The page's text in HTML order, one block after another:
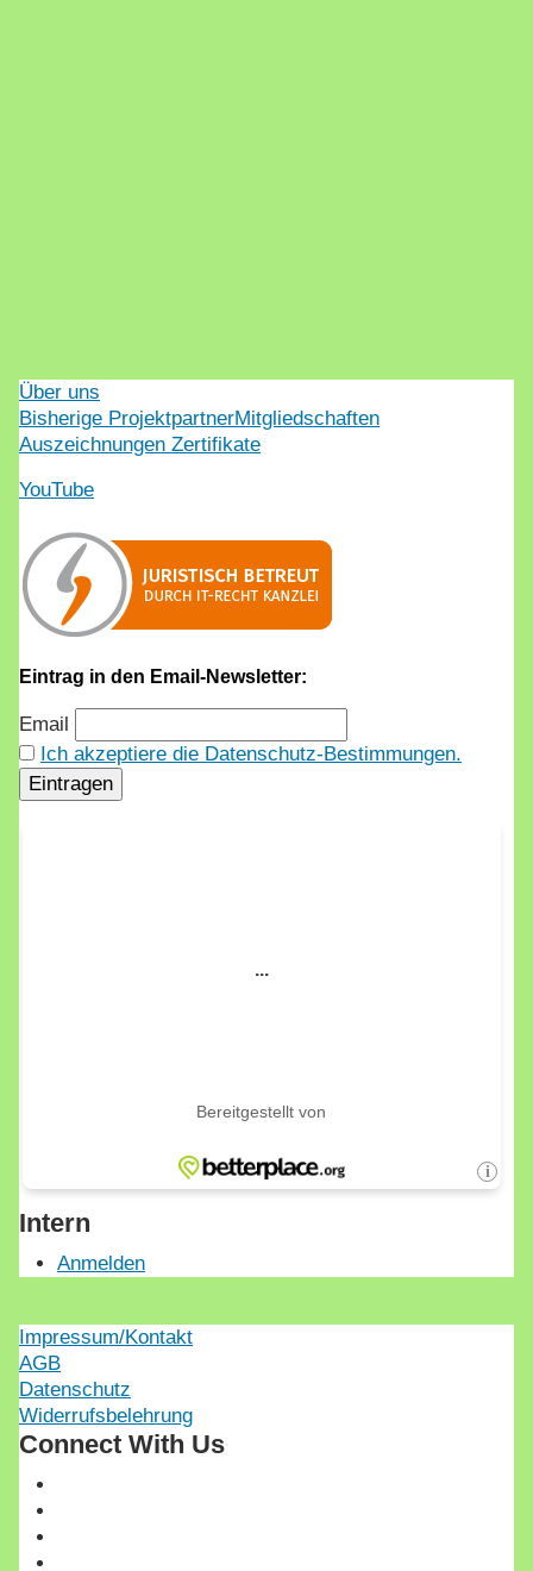
Über uns
Bisherige ProjektpartnerMitgliedschaften
Auszeichnungen Zertifikate
YouTube
Eintrag in den Email-Newsletter:
Email
Ich akzeptiere die Datenschutz-Bestimmungen.
Intern
Anmelden
Impressum/Kontakt
AGB
Datenschutz
Widerrufsbelehrung
Connect With Us